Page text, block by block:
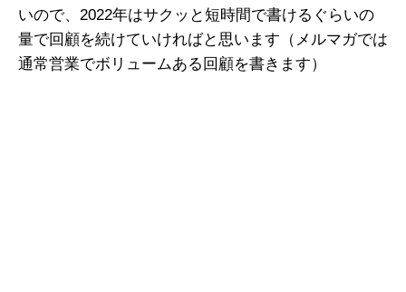
いので、2022年はサクッと短時間で書けるぐらいの
量で回顧を続けていければと思います（メルマガでは
通常営業でボリュームある回顧を書きます）